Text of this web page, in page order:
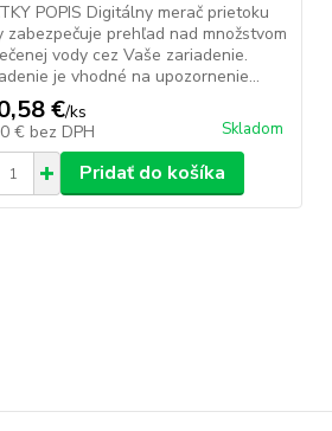
POPIS Digitálny merač prietoku
zabezpečuje prehľad nad množstvom
vody cez Vaše zariadenie.
je vhodné na upozornenie...
€/ks
€ bez DPH Skladom
Pridať do košíka